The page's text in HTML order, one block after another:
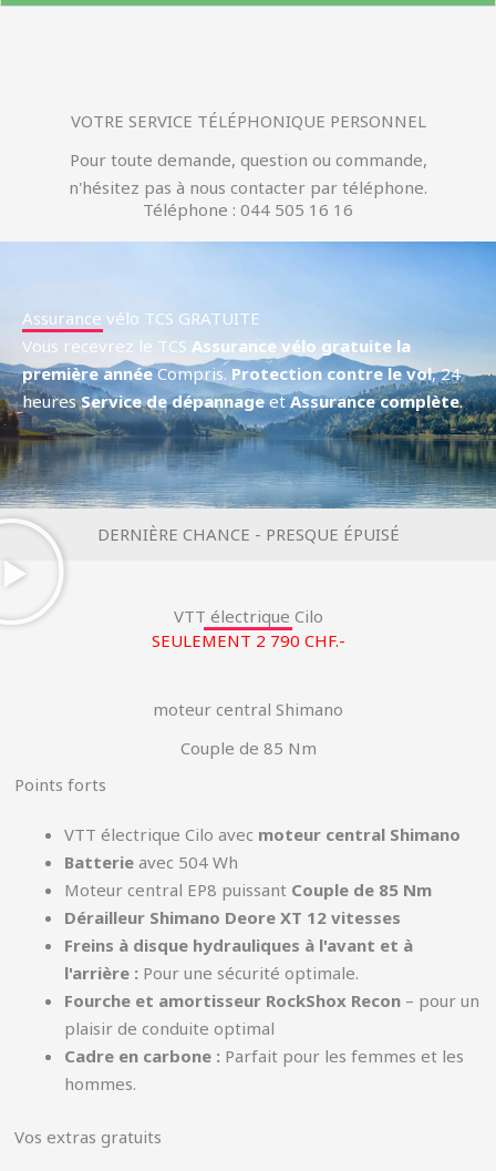
VOTRE SERVICE TÉLÉPHONIQUE PERSONNEL
Pour toute demande, question ou commande,
n'hésitez pas à nous contacter par téléphone.
Téléphone : 044 505 16 16
Assurance vélo TCS GRATUITE
Vous recevrez le TCS Assurance vélo gratuite la
première annéeCompris. Protection contre le vol, 24
heuresService de dépannageetAssurance complète.
DERNIÈRE CHANCE - PRESQUE ÉPUISÉ
VTT électrique Cilo
SEULEMENT 2 790 CHF.-
moteur central Shimano
Couple de 85 Nm
Points forts
VTT électrique Cilo avec moteur central Shimano
Batterie avec 504 Wh
Moteur central EP8 puissant Couple de 85 Nm
Dérailleur Shimano Deore XT 12 vitesses
Freins à disque hydrauliques à l'avant et à
l'arrière : Pour une sécurité optimale.
Fourche et amortisseur RockShox Recon – pour un
plaisir de conduite optimal
Cadre en carbone : Parfait pour les femmes et les
hommes.
Vos extras gratuits